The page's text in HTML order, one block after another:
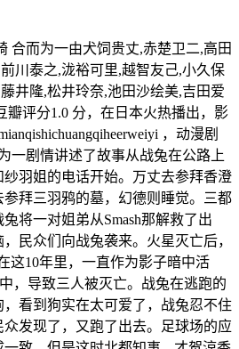
合而为一由犬饲贵丈,赤楚卫二,高田
川泰之,泷裕可里,越智友己,小久保
井隆,松井玲奈,池田沙绘美,吉田爱
瓣评分1.0 分，在日本火热播出，影
，动漫剧
一剧情讲述了故事从战兔在公路上
羽姐的电话开始。万丈去参拜香澄
参拜三羽鸦的墓，幻德则睡觉。三都
将一对姐弟从Smash那解救了出
民众们向战兔袭来。火星灭亡后，
这10年里，一直作为影子暗中活
，导致三人被灭亡。战兔在逃跑的
看到狗实在太可爱了，战兔忍不住
发现了，又跑了出去。足球场的应